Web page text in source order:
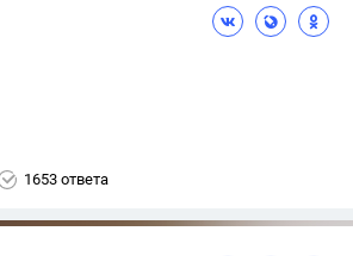
1653 ответа